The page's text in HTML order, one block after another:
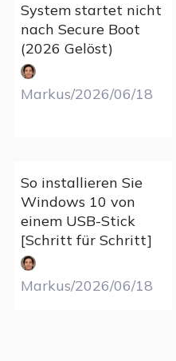
System startet nicht
nach Secure Boot
(2026 Gelöst)
Markus/2026/06/18
So installieren Sie
Windows 10 von
einem USB-Stick
[Schritt für Schritt]
Markus/2026/06/18